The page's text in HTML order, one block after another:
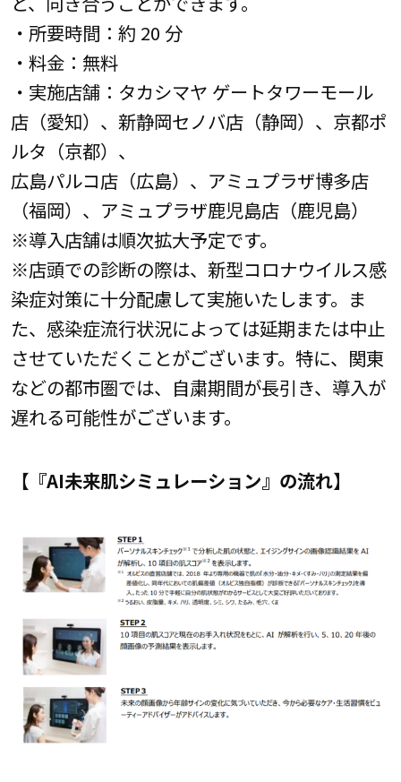
・所要時間：約 20 分
・料金：無料
・実施店舗：タカシマヤ ゲートタワーモール
店（愛知）、新静岡セノバ店（静岡）、京都ポ
ルタ（京都）、
広島パルコ店（広島）、アミュプラザ博多店
（福岡）、アミュプラザ鹿児島店（鹿児島）
※導入店舗は順次拡大予定です。
※店頭での診断の際は、新型コロナウイルス感
染症対策に十分配慮して実施いたします。ま
た、感染症流行状況によっては延期または中止
させていただくことがございます。特に、関東
などの都市圏では、自粛期間が長引き、導入が
遅れる可能性がございます。
【『AI未来肌シミュレーション』の流れ】